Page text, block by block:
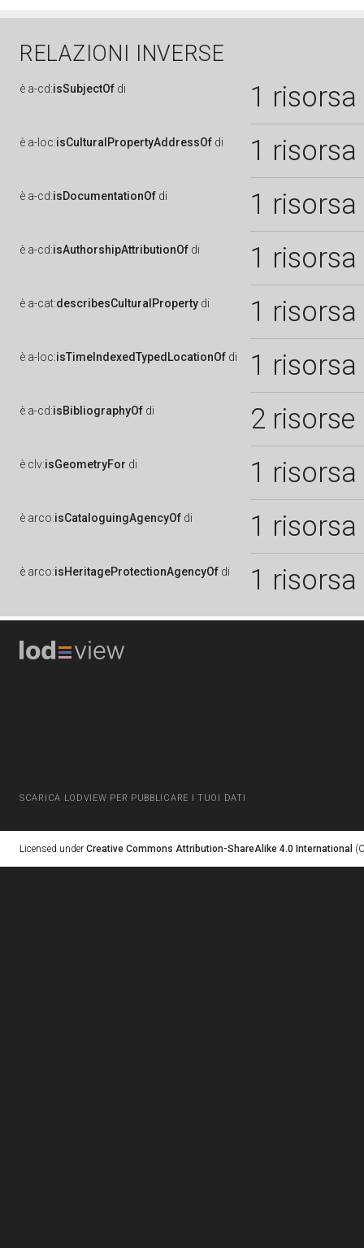
RELAZIONI INVERSE
è a-cd:isSubjectOf di 1 risorsa
è a-loc:isCulturalPropertyAddressOf di 1 risorsa
è a-cd:isDocumentationOf di 1 risorsa
è a-cd:isAuthorshipAttributionOf di 1 risorsa
è a-cat:describesCulturalProperty di 1 risorsa
è a-loc:isTimeIndexedTypedLocationOf di 1 risorsa
è a-cd:isBibliographyOf di 2 risorse
è clv:isGeometryFor di 1 risorsa
è arco:isCataloguingAgencyOf di 1 risorsa
è arco:isHeritageProtectionAgencyOf di 1 risorsa
SCARICA LODVIEW PER PUBBLICARE I TUOI DATI
Licensed under Creative Commons Attribution-ShareAlike 4.0 International